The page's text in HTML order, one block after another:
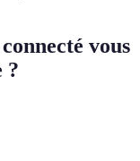
vous
?